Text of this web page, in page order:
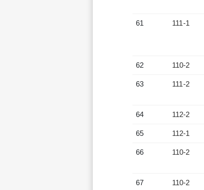
61 111-1
62 110-2
63 111-2
64 112-2
65 112-1
66 110-2
67 110-2